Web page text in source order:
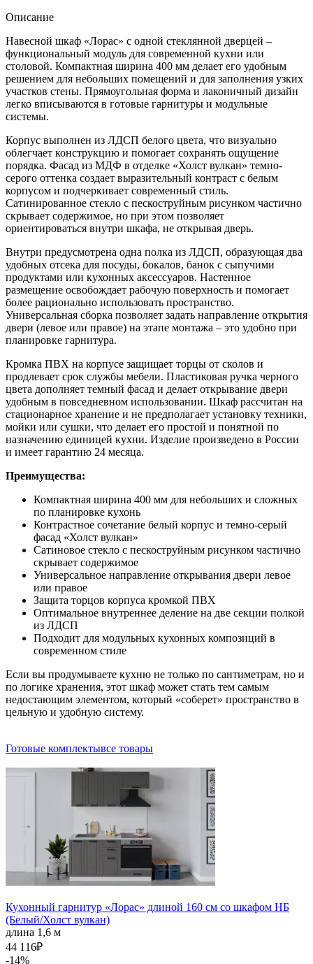
Описание
Навесной шкаф «Лорас» с одной стеклянной дверцей –
функциональный модуль для современной кухни или
столовой. Компактная ширина 400 мм делает его удобным
решением для небольших помещений и для заполнения узких
участков стены. Прямоугольная форма и лаконичный дизайн
легко вписываются в готовые гарнитуры и модульные
системы.
Корпус выполнен из ЛДСП белого цвета, что визуально
облегчает конструкцию и помогает сохранять ощущение
порядка. Фасад из МДФ в отделке «Холст вулкан» темно-
серого оттенка создает выразительный контраст с белым
корпусом и подчеркивает современный стиль.
Сатинированное стекло с пескоструйным рисунком частично
скрывает содержимое, но при этом позволяет
ориентироваться внутри шкафа, не открывая дверь.
Внутри предусмотрена одна полка из ЛДСП, образующая два
удобных отсека для посуды, бокалов, банок с сыпучими
продуктами или кухонных аксессуаров. Настенное
размещение освобождает рабочую поверхность и помогает
более рационально использовать пространство.
Универсальная сборка позволяет задать направление открытия
двери (левое или правое) на этапе монтажа – это удобно при
планировке гарнитура.
Кромка ПВХ на корпусе защищает торцы от сколов и
продлевает срок службы мебели. Пластиковая ручка черного
цвета дополняет темный фасад и делает открывание двери
удобным в повседневном использовании. Шкаф рассчитан на
стационарное хранение и не предполагает установку техники,
мойки или сушки, что делает его простой и понятной по
назначению единицей кухни. Изделие произведено в России
и имеет гарантию 24 месяца.
Преимущества:
Компактная ширина 400 мм для небольших и сложных
по планировке кухонь
Контрастное сочетание белый корпус и темно-серый
фасад «Холст вулкан»
Сатиновое стекло с пескоструйным рисунком частично
скрывает содержимое
Универсальное направление открывания двери левое
или правое
Защита торцов корпуса кромкой ПВХ
Оптимальное внутреннее деление на две секции полкой
из ЛДСП
Подходит для модульных кухонных композиций в
современном стиле
Если вы продумываете кухню не только по сантиметрам, но и
по логике хранения, этот шкаф может стать тем самым
недостающим элементом, который «соберет» пространство в
цельную и удобную систему.
Готовые комплектывсе товары
Кухонный гарнитур «Лорас» длиной 160 см со шкафом НБ
(Белый/Холст вулкан)
длина 1,6 м
44 116₽
-14%